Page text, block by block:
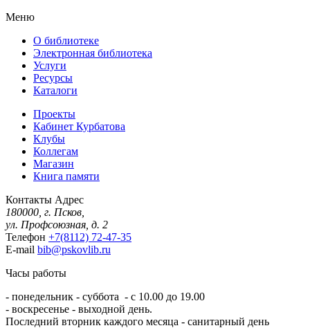
Меню
О библиотеке
Электронная библиотека
Услуги
Ресурсы
Каталоги
Проекты
Кабинет Курбатова
Клубы
Коллегам
Магазин
Книга памяти
Контакты Адрес
180000, г. Псков,
ул. Профсоюзная, д. 2
Телефон +7(8112) 72-47-35
E-mail bib@pskovlib.ru
Часы работы
- понедельник - суббота - с 10.00 до 19.00
- воскресенье - выходной день.
Последний вторник каждого месяца - санитарный день